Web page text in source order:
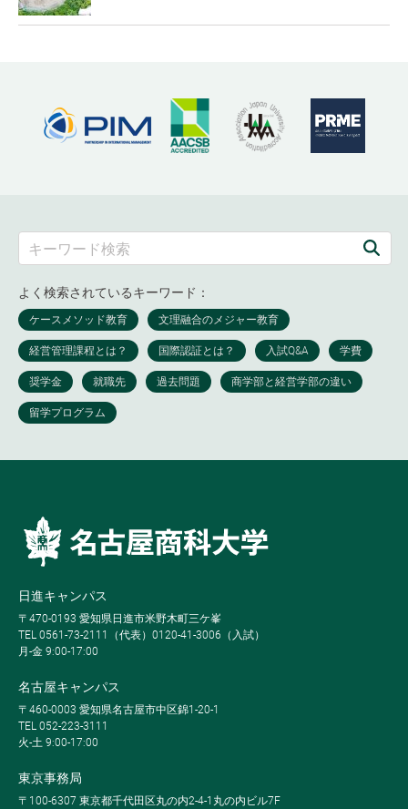
よく検索されているキーワード：
日進キャンパス
〒470-0193 愛知県日進市米野木町三ケ峯
TEL 0561-73-2111（代表）0120-41-3006（入試）
月-金 9:00-17:00
名古屋キャンパス
〒460-0003 愛知県名古屋市中区錦1-20-1
TEL 052-223-3111
火-土 9:00-17:00
東京事務局
〒100-6307 東京都千代田区丸の内2-4-1丸の内ビル7F